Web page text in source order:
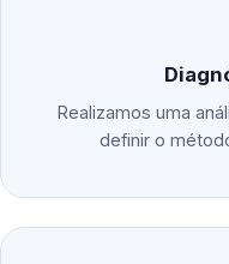
Realizamos uma
definir o